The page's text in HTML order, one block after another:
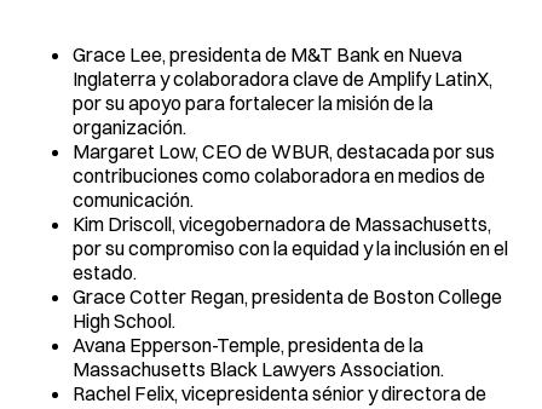
Grace Lee, presidenta de M&T Bank en Nueva
Inglaterra y colaboradora clave de Amplify LatinX,
por su apoyo para fortalecer la misión de la
organización.
Margaret Low, CEO de WBUR, destacada por sus
contribuciones como colaboradora en medios de
comunicación.
Kim Driscoll, vicegobernadora de Massachusetts,
por su compromiso con la equidad y la inclusión en el
estado.
Grace Cotter Regan, presidenta de Boston College
High School.
Avana Epperson-Temple, presidenta de la
Massachusetts Black Lawyers Association.
Rachel Felix, vicepresidenta sénior y directora de